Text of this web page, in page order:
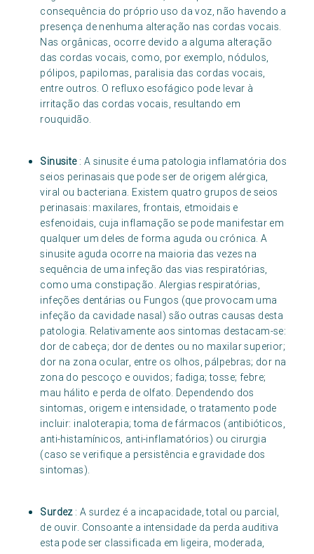
consequência do próprio uso da voz, não havendo a
presença de nenhuma alteração nas cordas vocais.
Nas orgânicas, ocorre devido a alguma alteração
das cordas vocais, como, por exemplo, nódulos,
pólipos, papilomas, paralisia das cordas vocais,
entre outros. O refluxo esofágico pode levar à
irritação das cordas vocais, resultando em
rouquidão.
Sinusite: A sinusite é uma patologia inflamatória dos
seios perinasais que pode ser de origem alérgica,
viral ou bacteriana. Existem quatro grupos de seios
perinasais: maxilares, frontais, etmoidais e
esfenoidais, cuja inflamação se pode manifestar em
qualquer um deles de forma aguda ou crónica. A
sinusite aguda ocorre na maioria das vezes na
sequência de uma infeção das vias respiratórias,
como uma constipação. Alergias respiratórias,
infeções dentárias ou Fungos (que provocam uma
infeção da cavidade nasal) são outras causas desta
patologia. Relativamente aos sintomas destacam-se:
dor de cabeça; dor de dentes ou no maxilar superior;
dor na zona ocular, entre os olhos, pálpebras; dor na
zona do pescoço e ouvidos; fadiga; tosse; febre;
mau hálito e perda de olfato. Dependendo dos
sintomas, origem e intensidade, o tratamento pode
incluir: inaloterapia; toma de fármacos (antibióticos,
anti-histamínicos, anti-inflamatórios) ou cirurgia
(caso se verifique a persistência e gravidade dos
sintomas).
Surdez: A surdez é a incapacidade, total ou parcial,
de ouvir. Consoante a intensidade da perda auditiva
esta pode ser classificada em ligeira, moderada,